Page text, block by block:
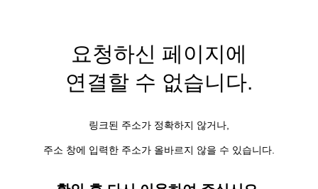
요청하신 페이지에
연결할 수 없습니다.
링크된 주소가 정확하지 않거나,
주소 창에 입력한 주소가 올바르지 않을 수 있습니다.